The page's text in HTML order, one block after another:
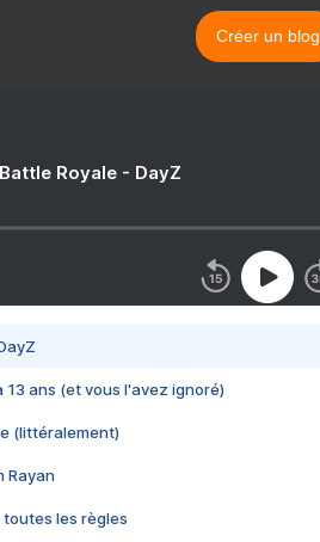
Créer un blog
Royale - DayZ
13 ans (et vous l'avez ignoré)
(littéralement)
Rayan
toutes les règles